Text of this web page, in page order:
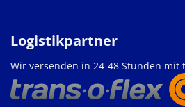
Logistikpartner
Wir versenden in 24-48 Stunden mit